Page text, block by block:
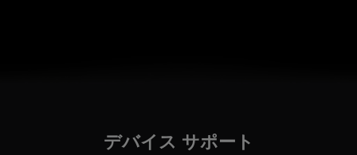
デバイス サポート